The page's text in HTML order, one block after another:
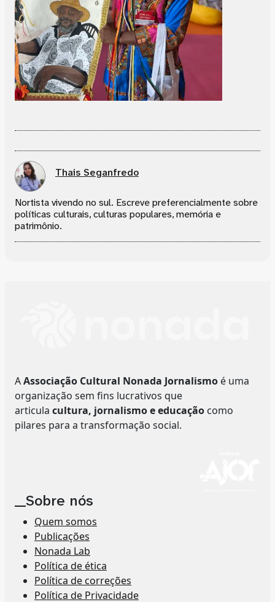
Thais Seganfredo
Nortista vivendo no sul. Escreve preferencialmente sobre
políticas culturais, culturas populares, memória e
patrimônio.
AAssociação Cultural Nonada Jornalismo é uma
organização sem fins lucrativos que
articula cultura, jornalismo e educação como
pilares para a transformação social.
__Sobre nós
Quem somos
Publicações
Nonada Lab
Política de ética
Política de correções
Política de Privacidade